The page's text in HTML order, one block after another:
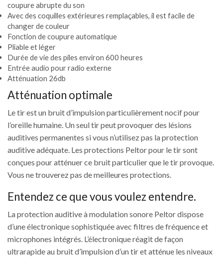
coupure abrupte du son
Avec des coquilles extérieures remplaçables, il est facile de
changer de couleur
Fonction de coupure automatique
Pliable et léger
Durée de vie des piles environ 600 heures
Entrée audio pour radio externe
Atténuation 26db
Atténuation optimale
Le tir est un bruit d’impulsion particulièrement nocif pour
l’oreille humaine. Un seul tir peut provoquer des lésions
auditives permanentes si vous n’utilisez pas la protection
auditive adéquate. Les protections Peltor pour le tir sont
conçues pour atténuer ce bruit particulier que le tir provoque.
Vous ne trouverez pas de meilleures protections.
Entendez ce que vous voulez entendre.
La protection auditive à modulation sonore Peltor dispose
d’une électronique sophistiquée avec filtres de fréquence et
microphones intégrés. L’électronique réagit de façon
ultrarapide au bruit d’impulsion d’un tir et atténue les niveaux